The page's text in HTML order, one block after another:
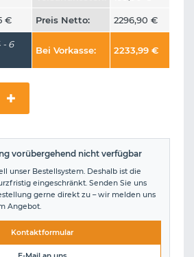
€ Preis Netto: 2296,90 €
- 6
Bei Vorkasse: 2233,99 €
vorübergehend nicht verfügbar
unser Bestellsystem. Deshalb ist die
eingeschränkt. Senden Sie uns
gerne direkt zu – wir melden uns
Angebot.
Kontaktformular